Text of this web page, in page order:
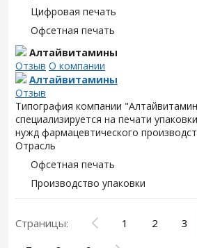
Цифровая печать
Офсетная печать
Алтайвитамины
Отзыв О компании
Алтайвитамины
Отзыв
Типография компании
специализируется на печати
нужд фармацевтического
Отрасль
Офсетная печать
Производство упаковки
Страницы: 1 2 3